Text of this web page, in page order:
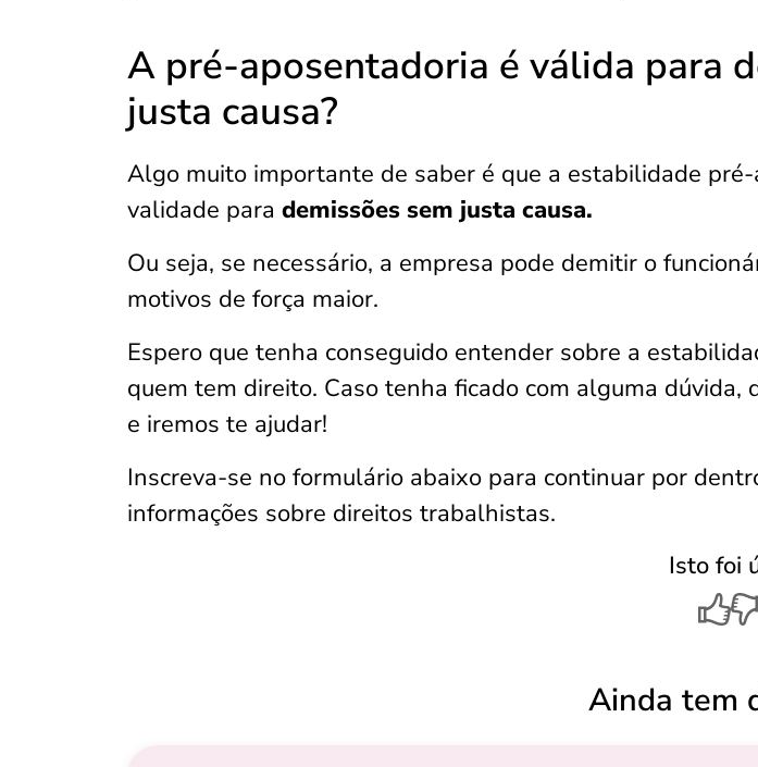
A pré-aposentadoria é válida para
justa causa?
Algo muito importante de saber é que a estabilidade
validade para demissões sem justa causa.
Ou seja, se necessário, a empresa pode demitir o
motivos de força maior.
Espero que tenha conseguido entender sobre a
quem tem direito. Caso tenha ficado com alguma dúvida,
e iremos te ajudar!
Inscreva-se no formulário abaixo para continuar por
informações sobre direitos trabalhistas.
Isto foi
Ainda tem